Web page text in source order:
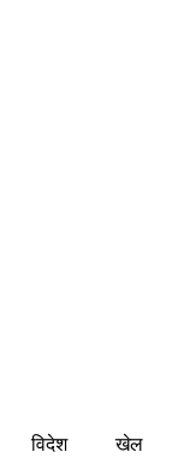
विदेश खेल